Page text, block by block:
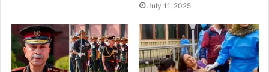
July 11, 2025